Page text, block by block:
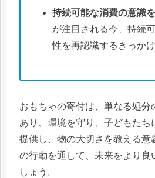
持続可能な消費の意識
が注目される今、持続
性を再認識するきっか
おもちゃの寄付は、単なる処分
あり、環境を守り、子どもたち
提供し、物の大切さを教える意
の行動を通して、未来をより良
しょう。